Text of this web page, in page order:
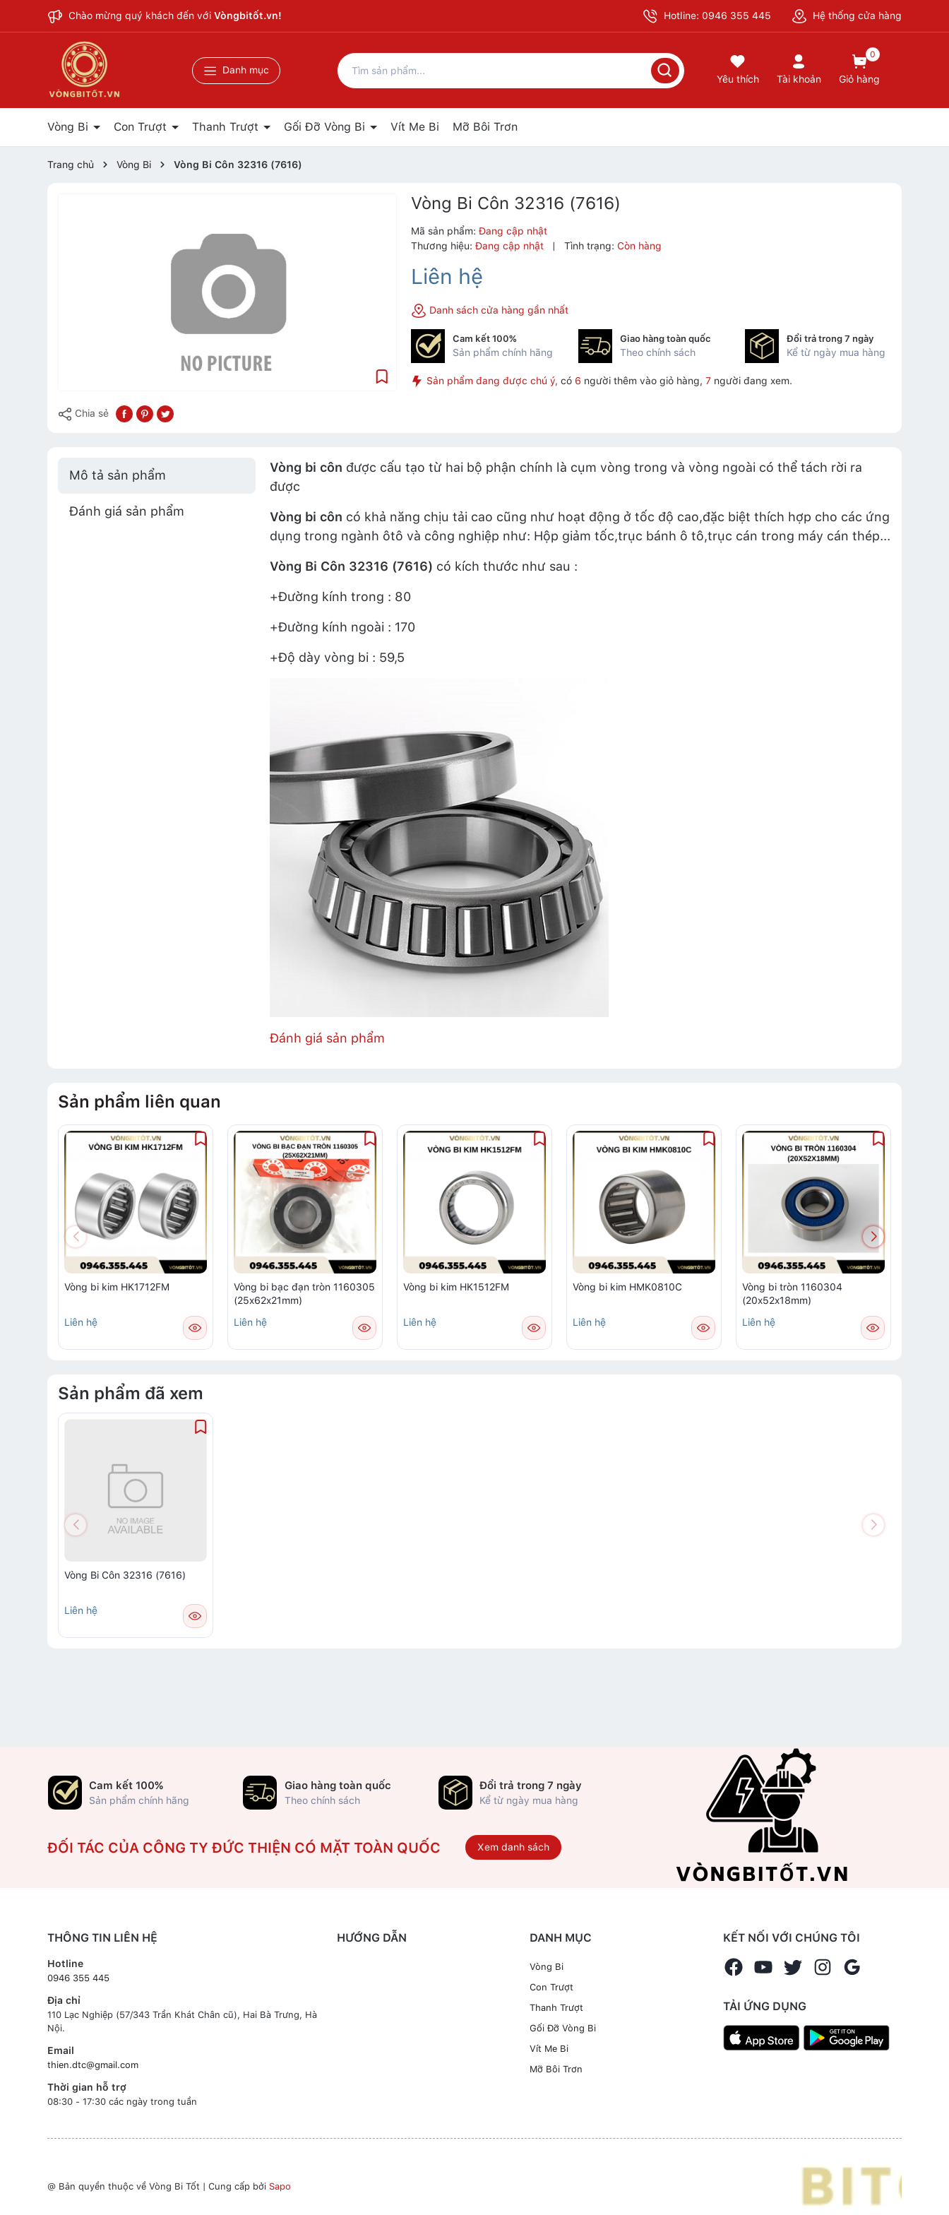
Chào mừng quý khách đến với Vòngbitốt.vn! Hotline: 0946 355 445 Hệ thống cửa hàng
Danh mục
Yêu thích Tài khoản
0
Giỏ hàng
Vòng Bi Con Trượt Thanh Trượt Gối Đỡ Vòng Bi Vít Me Bi Mỡ Bôi Trơn
Trang chủ Vòng Bi Vòng Bi Côn 32316 (7616)
Chia sẻ
Vòng Bi Côn 32316 (7616)
Mã sản phẩm: Đang cập nhật
Thương hiệu: Đang cập nhật | Tình trạng: Còn hàng
Liên hệ
Danh sách cửa hàng gần nhất
Cam kết 100%
Sản phẩm chính hãng
Giao hàng toàn quốc
Theo chính sách
Đổi trả trong 7 ngày
Kể từ ngày mua hàng
Sản phẩm đang được chú ý, có 6 người thêm vào giỏ hàng, 7 người đang xem.
Mô tả sản phẩm
Đánh giá sản phẩm
Vòng bi côn được cấu tạo từ hai bộ phận chính là cụm vòng trong và vòng ngoài có thể tách rời ra
được
Vòng bi côn có khả năng chịu tải cao cũng như hoạt động ở tốc độ cao,đặc biệt thích hợp cho các ứng
dụng trong ngành ôtô và công nghiệp như: Hộp giảm tốc,trục bánh ô tô,trục cán trong máy cán thép...
Vòng Bi Côn 32316 (7616) có kích thước như sau :
+Đường kính trong : 80
+Đường kính ngoài : 170
+Độ dày vòng bi : 59,5
Đánh giá sản phẩm
Sản phẩm liên quan
Vòng bi kim HK1712FM
Liên hệ
Vòng bi bạc đạn tròn 1160305
(25x62x21mm)
Liên hệ
Vòng bi kim HK1512FM
Liên hệ
Vòng bi kim HMK0810C
Liên hệ
Vòng bi tròn 1160304
(20x52x18mm)
Liên hệ
Sản phẩm đã xem
Vòng Bi Côn 32316 (7616)
Liên hệ
Cam kết 100%
Sản phẩm chính hãng
Giao hàng toàn quốc
Theo chính sách
Đổi trả trong 7 ngày
Kể từ ngày mua hàng
ĐỐI TÁC CỦA CÔNG TY ĐỨC THIỆN CÓ MẶT TOÀN QUỐC Xem danh sách
THÔNG TIN LIÊN HỆ
Hotline
0946 355 445
Địa chỉ
110 Lạc Nghiệp (57/343 Trần Khát Chân cũ), Hai Bà Trưng, Hà
Nội.
Email
thien.dtc@gmail.com
Thời gian hỗ trợ
08:30 - 17:30 các ngày trong tuần
HƯỚNG DẪN DANH MỤC
Vòng Bi
Con Trượt
Thanh Trượt
Gối Đỡ Vòng Bi
Vít Me Bi
Mỡ Bôi Trơn
KẾT NỐI VỚI CHÚNG TÔI
TẢI ỨNG DỤNG
@ Bản quyền thuộc về Vòng Bi Tốt | Cung cấp bởi Sapo